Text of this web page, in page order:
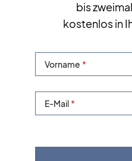
bis
kostenlos in
Vorname
E-Mail